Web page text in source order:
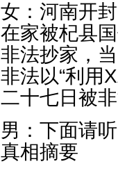
女：河南开
在家被杞县
非法抄家，
非法以“利用
二十七日被
男：下面请
真相摘要